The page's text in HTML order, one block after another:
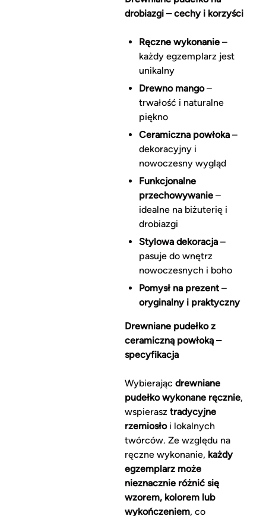
drobiazgi – cechy i korzyści
Ręczne wykonanie–
każdy egzemplarz jest
unikalny
Drewno mango–
trwałość i naturalne
piękno
Ceramiczna powłoka–
dekoracyjny i
nowoczesny wygląd
Funkcjonalne
przechowywanie–
idealne na biżuterię i
drobiazgi
Stylowa dekoracja–
pasuje do wnętrz
nowoczesnych i boho
Pomysł na prezent–
oryginalny i praktyczny
Drewniane pudełko z
ceramiczną powłoką –
specyfikacja
Wybierając drewniane
pudełko wykonane ręcznie,
wspierasz tradycyjne
rzemiosłoi lokalnych
twórców. Ze względu na
ręczne wykonanie, każdy
egzemplarz może
nieznacznie różnić się
wzorem, kolorem lub
wykończeniem, co